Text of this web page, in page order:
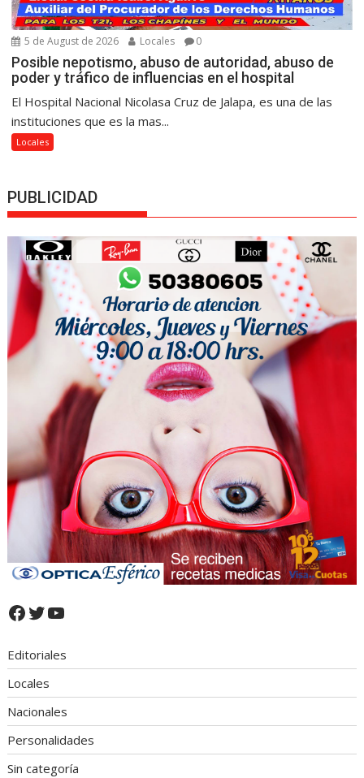
5 de August de 2026 Locales 0
Posible nepotismo, abuso de autoridad, abuso de
poder y tráfico de influencias en el hospital
El Hospital Nacional Nicolasa Cruz de Jalapa, es una de las
instituciones que es la mas...
Locales
PUBLICIDAD
Facebook
Twitter
YouTube
Editoriales
Locales
Nacionales
Personalidades
Sin categoría